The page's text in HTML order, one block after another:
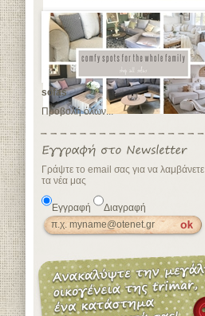
sofas
Προβολή όλων...
Γράψτε το email σας για να λαμβάνετε
τα νέα μας
Εγγραφή Διαγραφή